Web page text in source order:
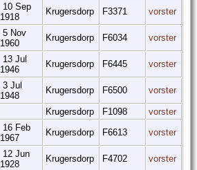
10 Sep
1918
Krugersdorp F3371 vorster
5 Nov
1960
Krugersdorp F6034 vorster
13 Jul
1946
Krugersdorp F6445 vorster
3 Jul
1948
Krugersdorp F6500 vorster
Krugersdorp F1098
vorster
16 Feb
1967
Krugersdorp F6613 vorster
12 Jun
1928
Krugersdorp F4702 vorster